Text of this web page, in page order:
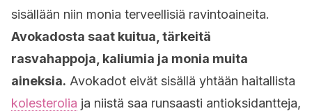
sisällään niin monia terveellisiä ravintoaineita.
Avokadosta saat kuitua, tärkeitä
rasvahappoja, kaliumia ja monia muita
aineksia. Avokadot eivät sisällä yhtään haitallista
kolesterolia ja niistä saa runsaasti antioksidantteja,